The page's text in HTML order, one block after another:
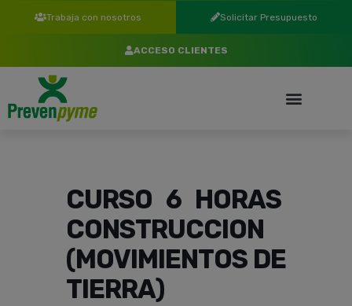
Trabaja con nosotros Solicitar Presupuesto
ACCESO CLIENTES
CURSO 6 HORAS
CONSTRUCCION
(MOVIMIENTOS DE
TIERRA)